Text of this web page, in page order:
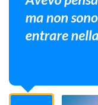
sono
riuscito
farla